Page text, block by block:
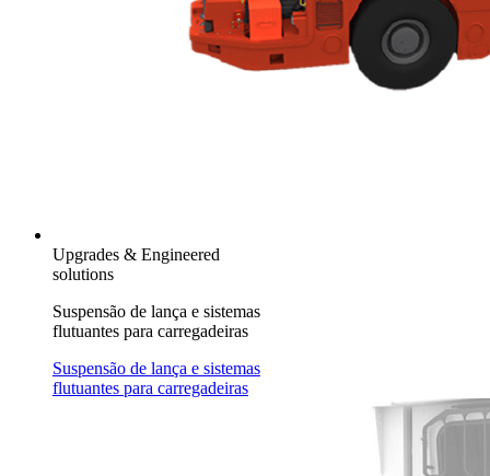
Upgrades & Engineered
solutions
Suspensão de lança e sistemas
flutuantes para carregadeiras
Suspensão de lança e sistemas
flutuantes para carregadeiras